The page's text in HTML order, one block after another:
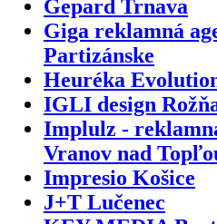
Gepard Trnava
Giga reklamná
Partizánske
Heuréka
IGLI design
Implulz -
Vranov nad
Impresio Košice
J+T Lučenec